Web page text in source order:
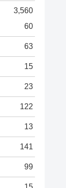
3,560
60
63
15
23
122
13
141
99